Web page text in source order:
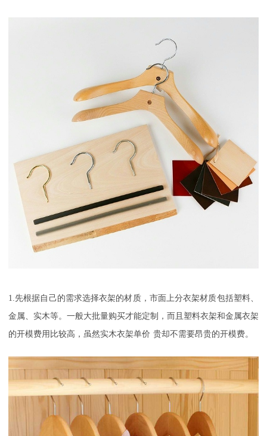
1. 先根据自己的需求选择衣架的材质，市面上分衣架材质包括塑料、
金属、实木等。一般大批量购买才能定制，而且塑料衣架和金属衣架
的开模费用比较高，虽然实木衣架单价 贵却不需要昂贵的开模费。